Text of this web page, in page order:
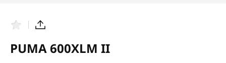
v
o
T
i
l
PUMA 600XLM II